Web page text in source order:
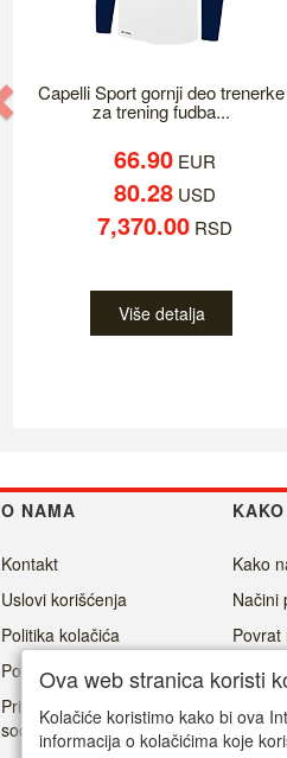
Capelli Sport gornji deo trenerke
za trening fudba...
66.90EUR
80.28USD
7,370.00RSD
Više detalja
Previous
O NAMA
Kontakt
Uslovi korišćenja
Politika kolačića
Politika privatnosti
Prisoner's Dilemma -
social game
Kako
Načini
Povrat
Ova web stranica koristi
Kolačiće koristimo kako bi ova
informacija o kolačićima koje